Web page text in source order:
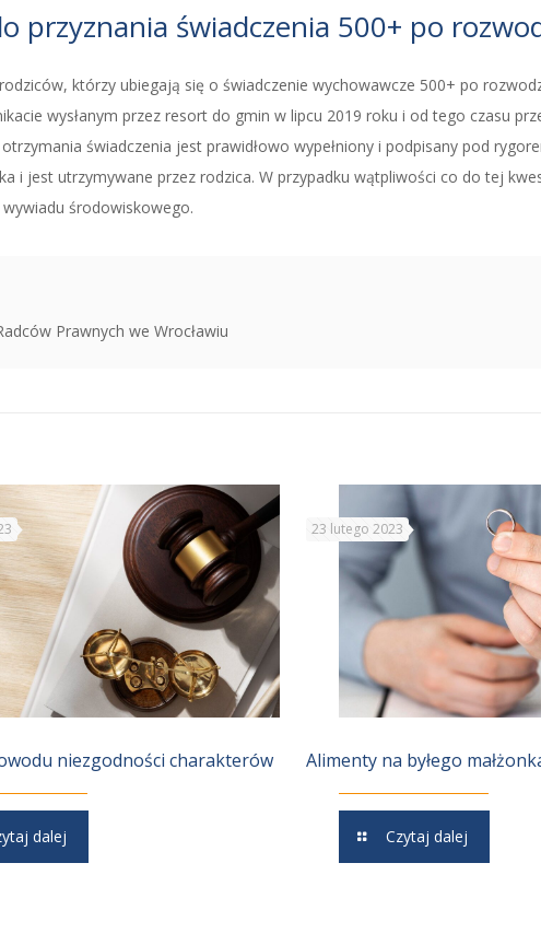
przyznania świadczenia 500+ po
którzy ubiegają się o świadczenie wychowawcze 500+ po
wysłanym przez resort do gmin w lipcu 2019 roku i od tego czasu
świadczenia jest prawidłowo wypełniony i podpisany pod
i jest utrzymywane przez rodzica. W przypadku wątpliwości co do tej
środowiskowego.
Prawnych we Wrocławiu
niezgodności charakterów
dalej
23 lutego 2023
Alimenty na byłego
Czytaj dalej